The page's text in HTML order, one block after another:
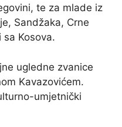
te za mlade iz
Sandžaka, Crne
sa Kosova.
ugledne zvanice
Kavazovićem.
umjetnički